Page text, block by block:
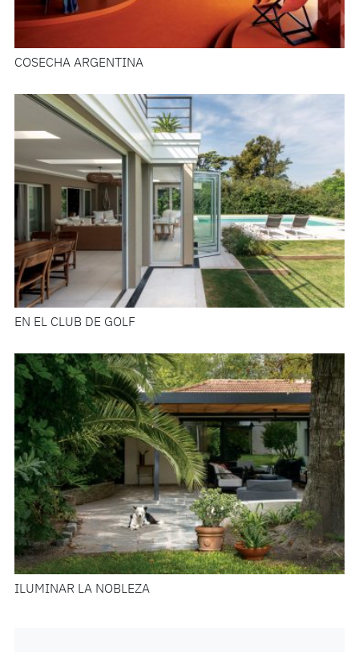
COSECHA ARGENTINA
EN EL CLUB DE GOLF
ILUMINAR LA NOBLEZA